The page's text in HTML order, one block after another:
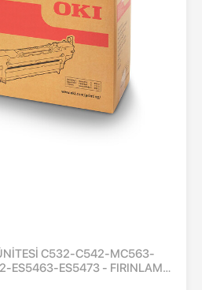
C532-C542-MC563-
ES5463-ES5473 - FIRINLAMA